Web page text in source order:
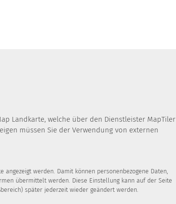
Landkarte, welche über den Dienstleister MapTiler
müssen Sie der Verwendung von externen
werden. Damit können personenbezogene Daten,
übermittelt werden. Diese Einstellung kann auf der Seite
später jederzeit wieder geändert werden.